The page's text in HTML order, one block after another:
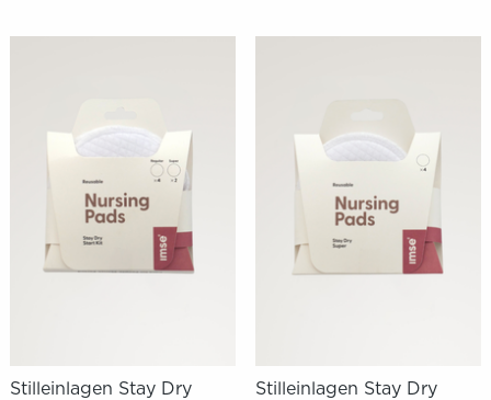
Stilleinlagen Stay Dry
Stilleinlagen Stay Dry